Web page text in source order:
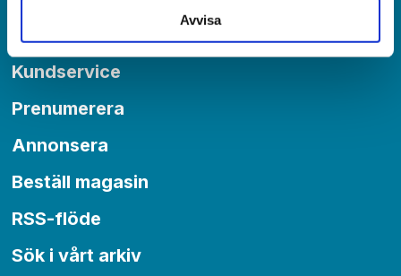
Avvisa
Om Världen idag
Kundservice
Prenumerera
Annonsera
Beställ magasin
RSS-flöde
Sök i vårt arkiv